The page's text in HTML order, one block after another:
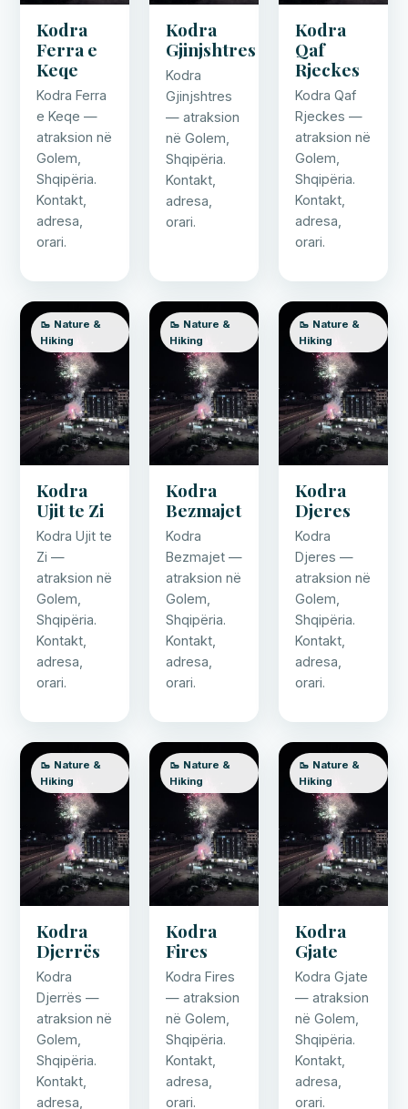
Kodra
Ferra e
Keqe
Kodra Ferra
e Keqe —
atraksion në
Golem,
Shqipëria.
Kontakt,
adresa,
orari.
Kodra
Gjinjshtres
Kodra
Gjinjshtres
— atraksion
në Golem,
Shqipëria.
Kontakt,
adresa,
orari.
Kodra
Qaf
Rjeckes
Kodra Qaf
Rjeckes —
atraksion në
Golem,
Shqipëria.
Kontakt,
adresa,
orari.
🥾 Nature &
Hiking
Kodra
Ujit te Zi
Kodra Ujit te
Zi —
atraksion në
Golem,
Shqipëria.
Kontakt,
adresa,
orari.
🥾 Nature &
Hiking
Kodra
Bezmajet
Kodra
Bezmajet —
atraksion në
Golem,
Shqipëria.
Kontakt,
adresa,
orari.
🥾 Nature &
Hiking
Kodra
Djeres
Kodra
Djeres —
atraksion në
Golem,
Shqipëria.
Kontakt,
adresa,
orari.
🥾 Nature &
Hiking
Kodra
Djerrës
Kodra
Djerrës —
atraksion në
Golem,
Shqipëria.
Kontakt,
adresa,
🥾 Nature &
Hiking
Kodra
Fires
Kodra Fires
— atraksion
në Golem,
Shqipëria.
Kontakt,
adresa,
orari.
🥾 Nature &
Hiking
Kodra
Gjate
Kodra Gjate
— atraksion
në Golem,
Shqipëria.
Kontakt,
adresa,
orari.